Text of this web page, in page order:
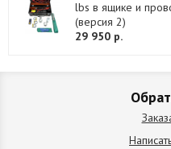
lbs в ящике и
(версия 2)
29 950 р.